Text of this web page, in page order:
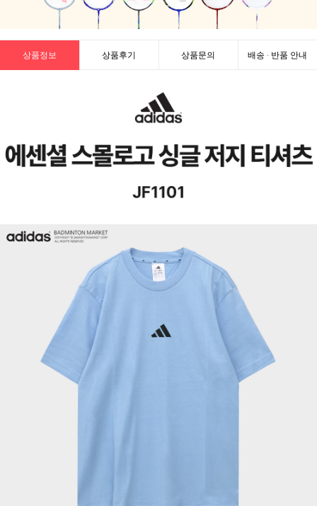
상품정보 상품후기 상품문의 배송 · 반품 안내